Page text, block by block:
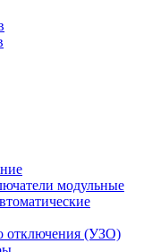
модульные
отключения (УЗО)